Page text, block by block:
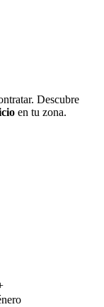
Descubre
en tu zona.